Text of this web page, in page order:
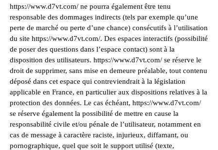
https://www.d7vt.com/ ne pourra également être tenu
responsable des dommages indirects (tels par exemple qu’une
perte de marché ou perte d’une chance) consécutifs à l’utilisation
du site https://www.d7vt.com/. Des espaces interactifs (possibilité
de poser des questions dans l’espace contact) sont à la
disposition des utilisateurs. https://www.d7vt.com/ se réserve le
droit de supprimer, sans mise en demeure préalable, tout contenu
déposé dans cet espace qui contreviendrait à la législation
applicable en France, en particulier aux dispositions relatives à la
protection des données. Le cas échéant, https://www.d7vt.com/
se réserve également la possibilité de mettre en cause la
responsabilité civile et/ou pénale de l’utilisateur, notamment en
cas de message à caractère raciste, injurieux, diffamant, ou
pornographique, quel que soit le support utilisé (texte,